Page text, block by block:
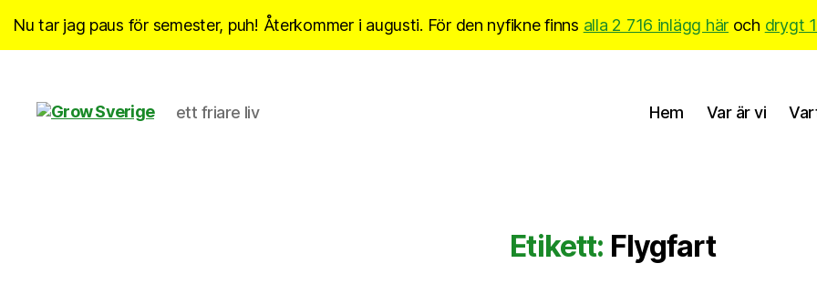
Nu tar jag paus för semester, puh! Återkommer i augusti. För den nyfikne finns alla 2 716 inlägg här och drygt
ett friare liv Hem Var är vi
Etikett: Flygfart